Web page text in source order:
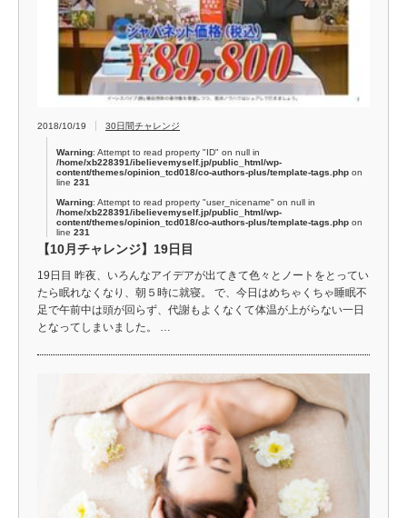
2018/10/19 30日間チャレンジ
Warning: Attempt to read property "ID" on null in
/home/xb228391/ibelievemyself.jp/public_html/wp-
content/themes/opinion_tcd018/co-authors-plus/template-tags.php on
line 231
Warning: Attempt to read property "user_nicename" on null in
/home/xb228391/ibelievemyself.jp/public_html/wp-
content/themes/opinion_tcd018/co-authors-plus/template-tags.php on
line 231
【10月チャレンジ】19日目
19日目 昨夜、いろんなアイデアが出てきて色々とノートをとってい
たら眠れなくなり、朝５時に就寝。 で、今日はめちゃくちゃ睡眠不
足で午前中は頭が回らず、代謝もよくなくて体温が上がらない一日
となってしまいました。 …